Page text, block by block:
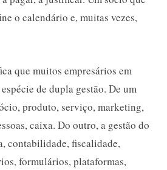
o calendário e, muitas vezes,
que muitos empresários em
de dupla gestão. De um
produto, serviço, marketing,
caixa. Do outro, a gestão do
contabilidade, fiscalidade,
formulários, plataformas,